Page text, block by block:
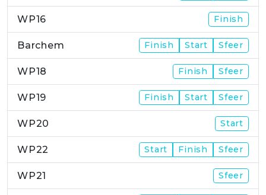
WP16 Finish
Barchem Finish Start Sfeer
WP18 Finish Sfeer
WP19 Finish Start Sfeer
WP20 Start
WP22 Start Finish Sfeer
WP21 Sfeer